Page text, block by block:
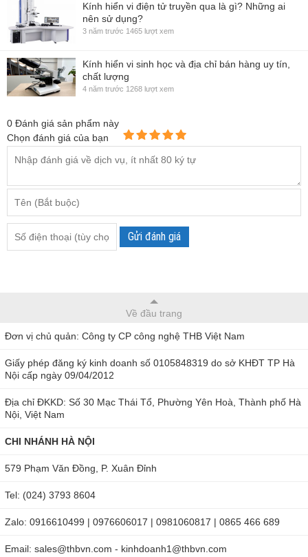
Kính hiển vi điện tử truyền qua là gì? Những ai
nên sử dụng?
3 năm trước 1465 lượt xem
Kính hiển vi sinh học và địa chỉ bán hàng uy tín,
chất lượng
4 năm trước 1268 lượt xem
0 Đánh giá sản phẩm này
Chọn đánh giá của bạn
Gửi đánh giá
Về đầu trang
Đơn vị chủ quản: Công ty CP công nghệ THB Việt Nam
Giấy phép đăng ký kinh doanh số 0105848319 do sở KHĐT TP Hà
Nội cấp ngày 09/04/2012
Địa chỉ ĐKKD: Số 30 Mạc Thái Tổ, Phường Yên Hoà, Thành phố Hà
Nội, Việt Nam
CHI NHÁNH HÀ NỘI
579 Phạm Văn Đồng, P. Xuân Đỉnh
Tel: (024) 3793 8604
Zalo: 0916610499 | 0976606017 | 0981060817 | 0865 466 689
Email: sales@thbvn.com - kinhdoanh1@thbvn.com